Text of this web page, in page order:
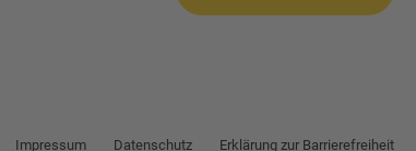
Impressum Datenschutz Erklärung zur Barrierefreiheit